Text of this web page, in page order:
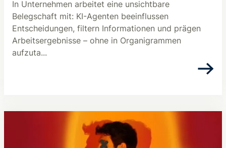
In Unternehmen arbeitet eine unsichtbare
Belegschaft mit: KI-Agenten beeinflussen
Entscheidungen, filtern Informationen und prägen
Arbeitsergebnisse – ohne in Organigrammen
aufzuta...